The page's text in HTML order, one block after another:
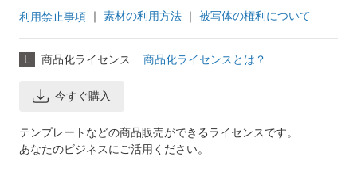
利用禁止事項 ｜ 素材の利用方法 ｜ 被写体の権利について
L 商品化ライセンス 商品化ライセンスとは？
今すぐ購入
テンプレートなどの商品販売ができるライセンスです。
あなたのビジネスにご活用ください。